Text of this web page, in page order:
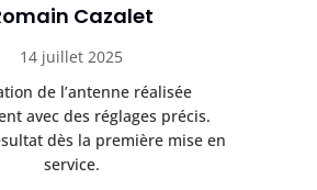
Cazalet
14 juillet 2025
de l’antenne réalisée
avec des réglages précis.
dès la première mise en
service.